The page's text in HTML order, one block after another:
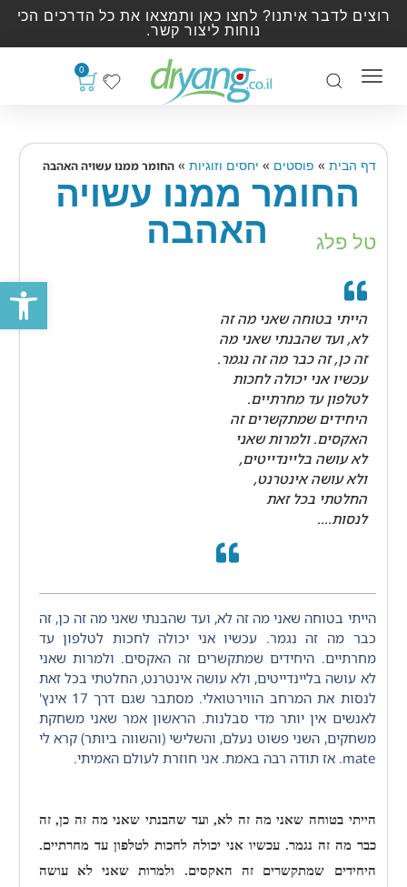
פתח
רוצים לדבר איתנו? לחצו כאן ותמצאו את כל הדרכים הכי
נוחות ליצור קשר.
0
דף הבית » פוסטים » יחסים וזוגיות »החומר ממנו עשויה האהבה
החומר ממנו עשויה
האהבה
טל פלג
הייתי בטוחה שאני מה זה
לא, ועד שהבנתי שאני מה
זה כן, זה כבר מה זה נגמר.
עכשיו אני יכולה לחכות
לטלפון עד מחרתיים.
היחידים שמתקשרים זה
האקסים. ולמרות שאני
לא עושה בליינדייטים,
ולא עושה אינטרנט,
החלטתי בכל זאת
לנסות....
הייתי בטוחה שאני מה זה לא, ועד שהבנתי שאני מה זה כן, זה
כבר מה זה נגמר. עכשיו אני יכולה לחכות לטלפון עד
מחרתיים. היחידים שמתקשרים זה האקסים. ולמרות שאני
לא עושה בליינדייטים, ולא עושה אינטרנט, החלטתי בכל זאת
לנסות את המרחב הווירטואלי. מסתבר שגם דרך 17 אינץ'
לאנשים אין יותר מדי סבלנות. הראשון אמר שאני משחקת
משחקים, השני פשוט נעלם, והשלישי (והשווה ביותר) קרא לי
mate. אז תודה רבה באמת. אני חוזרת לעולם האמיתי.
הייתי בטוחה שאני מה זה לא, ועד שהבנתי שאני מה זה כן, זה
כבר מה זה נגמר. עכשיו אני יכולה לחכות לטלפון עד מחרתיים.
היחידים שמתקשרים זה האקסים. ולמרות שאני לא עושה